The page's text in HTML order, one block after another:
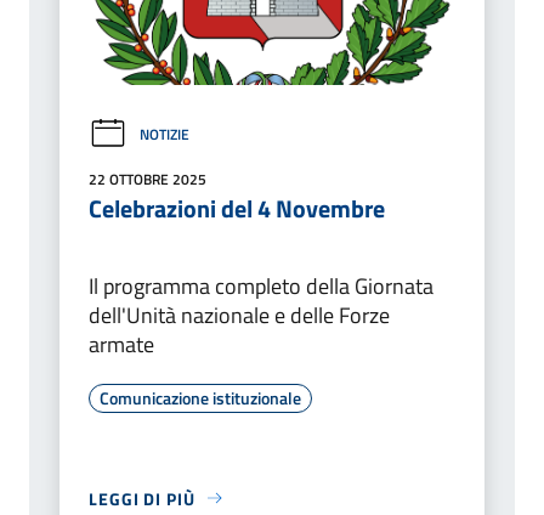
NOTIZIE
22 OTTOBRE 2025
Celebrazioni del 4 Novembre
Il programma completo della Giornata
dell'Unità nazionale e delle Forze
armate
Comunicazione istituzionale
LEGGI DI PIÙ